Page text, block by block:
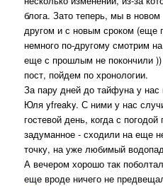
блога. Зато теперь, мы в
другом и с новым сроком (еще
немного по-другому смотрим
еще с прошлым не покончили
пост, пойдем по хронологии.
За пару дней до тайфуна у
Юля yfreaky. С ними у нас
гостевой день, когда с
задуманное - сходили на еще
точку, на уже любимый
А вечером хорошо так
еще вроде ничего не